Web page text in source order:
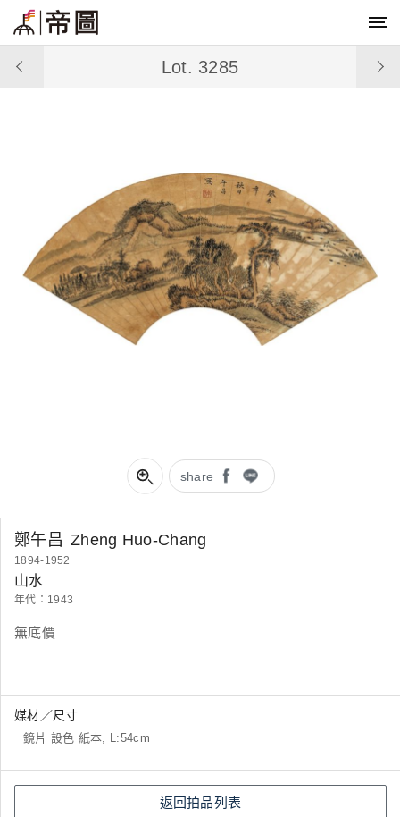
share
Lot. 3285
鄭午昌 Zheng Huo-Chang
1894-1952
山水
年代：1943
無底價
媒材／尺寸
鏡片 設色 紙本, L:54cm
返回拍品列表